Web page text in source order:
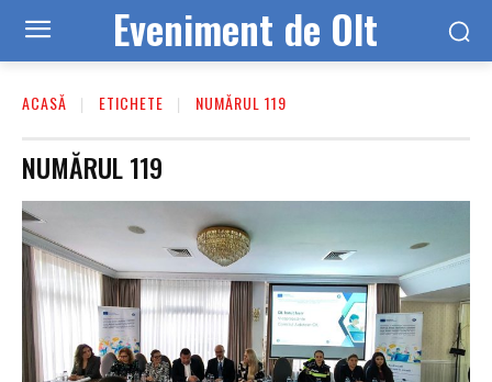
Eveniment de Olt
ACASĂ ETICHETE NUMĂRUL 119
NUMĂRUL 119